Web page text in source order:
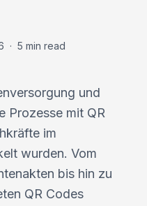
· 5 min read
und
Prozesse mit QR
im
wurden. Vom
bis hin zu
QR Codes